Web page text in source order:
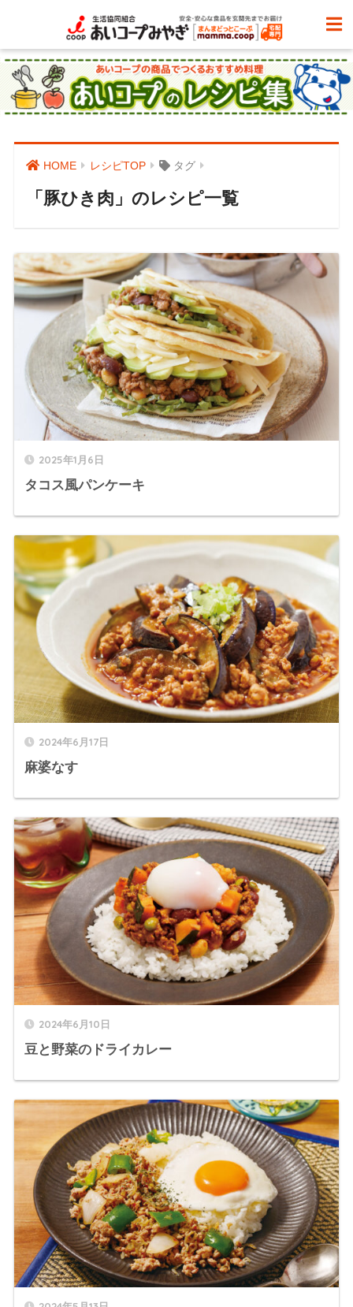
HOME レシピTOP タグ
「豚ひき肉」のレシピ一覧
2025年1月6日
タコス風パンケーキ
2024年6月17日
麻婆なす
2024年6月10日
豆と野菜のドライカレー